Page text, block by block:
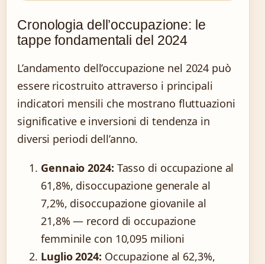
Cronologia dell’occupazione: le
tappe fondamentali del 2024
L’andamento dell’occupazione nel 2024 può
essere ricostruito attraverso i principali
indicatori mensili che mostrano fluttuazioni
significative e inversioni di tendenza in
diversi periodi dell’anno.
Gennaio 2024: Tasso di occupazione al
61,8%, disoccupazione generale al
7,2%, disoccupazione giovanile al
21,8% — record di occupazione
femminile con 10,095 milioni
Luglio 2024: Occupazione al 62,3%,